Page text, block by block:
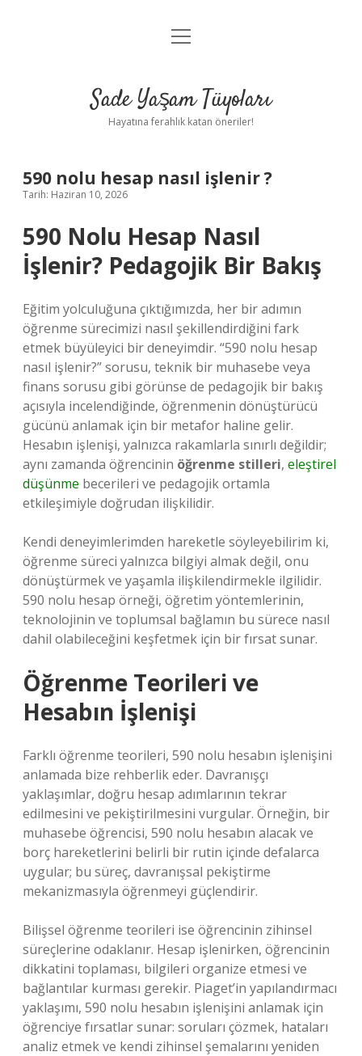
Anasayfa
Yasal Uyarı
menüyü
Sade Yaşam Tüyoları
Hayatına ferahlık katan öneriler!
590 nolu hesap nasıl işlenir ?
Tarih: Haziran 10, 2026
590 Nolu Hesap Nasıl
İşlenir? Pedagojik Bir Bakış
Eğitim yolculuğuna çıktığımızda, her bir adımın
öğrenme sürecimizi nasıl şekillendirdiğini fark
etmek büyüleyici bir deneyimdir. “590 nolu hesap
nasıl işlenir?” sorusu, teknik bir muhasebe veya
finans sorusu gibi görünse de pedagojik bir bakış
açısıyla incelendiğinde, öğrenmenin dönüştürücü
gücünü anlamak için bir metafor haline gelir.
Hesabın işlenişi, yalnızca rakamlarla sınırlı değildir;
aynı zamanda öğrencinin öğrenme stilleri, eleştirel
düşünme becerileri ve pedagojik ortamla
etkileşimiyle doğrudan ilişkilidir.
Kendi deneyimlerimden hareketle söyleyebilirim ki,
öğrenme süreci yalnızca bilgiyi almak değil, onu
dönüştürmek ve yaşamla ilişkilendirmekle ilgilidir.
590 nolu hesap örneği, öğretim yöntemlerinin,
teknolojinin ve toplumsal bağlamın bu sürece nasıl
dahil olabileceğini keşfetmek için bir fırsat sunar.
Öğrenme Teorileri ve
Hesabın İşlenişi
Farklı öğrenme teorileri, 590 nolu hesabın işlenişini
anlamada bize rehberlik eder. Davranışçı
yaklaşımlar, doğru hesap adımlarının tekrar
edilmesini ve pekiştirilmesini vurgular. Örneğin, bir
muhasebe öğrencisi, 590 nolu hesabın alacak ve
borç hareketlerini belirli bir rutin içinde defalarca
uygular; bu süreç, davranışsal pekiştirme
mekanizmasıyla öğrenmeyi güçlendirir.
Bilişsel öğrenme teorileri ise öğrencinin zihinsel
süreçlerine odaklanır. Hesap işlenirken, öğrencinin
dikkatini toplaması, bilgileri organize etmesi ve
bağlantılar kurması gerekir. Piaget’in yapılandırmacı
yaklaşımı, 590 nolu hesabın işlenişini anlamak için
öğrenciye fırsatlar sunar: soruları çözmek, hataları
analiz etmek ve kendi zihinsel şemalarını yeniden